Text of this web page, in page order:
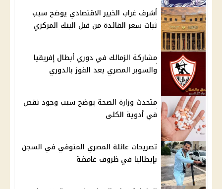
أشرف غراب الخبير الاقتصادي يوضح سبب
ثبات سعر الفائدة من قبل البنك المركزي
مشاركة الزمالك في دوري أبطال إفريقيا
والسوبر المصري بعد الفوز بالدوري
متحدث وزارة الصحة يوضح سبب وجود نقص
في أدوية الكلى
تصريحات عائلة المصري المتوفي في السجن
بإيطاليا في ظروف غامضة